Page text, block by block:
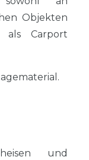
Objekten
als Carport
und